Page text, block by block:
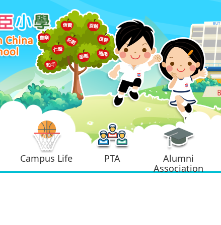
Campus Life PTA
Alumni
Association